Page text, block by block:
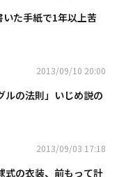
いた手紙で1年以上苦
2013/09/10 20:00
ルの法則」いじめ説の
2013/09/03 17:18
式の衣装、前もって計